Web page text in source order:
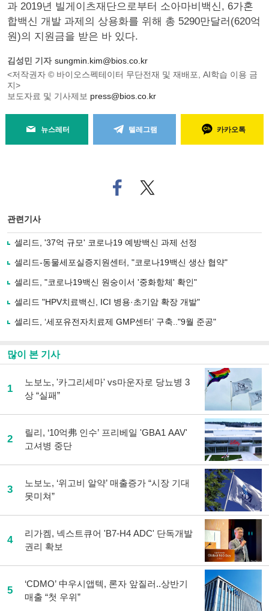
과 2019년 빌게이츠재단으로부터 소아마비백신, 6가혼
합백신 개발 과제의 상용화를 위해 총 5290만달러(620억
원)의 지원금을 받은 바 있다.
김성민 기자 sungmin.kim@bios.co.kr
<저작권자 © 바이오스펙테이터 무단전재 및 재배포, AI학습 이용 금
지>
보도자료 및 기사제보 press@bios.co.kr
뉴스레터 텔레그램 카카오톡
페
이
로
사
유
기
트위
터로
관련기사
셀리드, '37억 규모' 코로나19 예방백신 과제 선정
셀리드-동물세포실증지원센터, "코로나19백신 생산 협약"
셀리드, "코로나19백신 원숭이서 '중화항체' 확인"
셀리드 "HPV치료백신, ICI 병용·초기암 확장 개발"
셀리드, ‘세포유전자치료제 GMP센터’ 구축.."9월 준공"
많이 본 기사
1
노보노, '카그리세마' vs마운자로 당뇨병 3
상 “실패”
2
릴리, ‘10억弗 인수’ 프리베일 'GBA1 AAV'
고셔병 중단
3
노보노, ‘위고비 알약’ 매출증가 “시장 기대
못미쳐”
4
리가켐, 넥스트큐어 'B7-H4 ADC' 단독개발
권리 확보
5
‘CDMO’ 中우시앱텍, 론자 앞질러..상반기
매출 “첫 우위”